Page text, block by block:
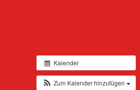
Kalender
Zum Kalender hinzufügen